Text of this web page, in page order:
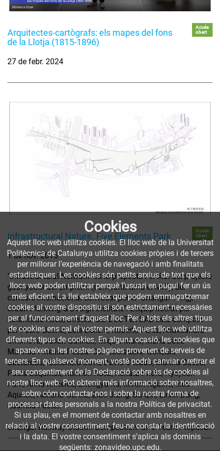
Arquitectes-cartògrafs: els mapes del fons
de la Llotja (1815-1896)
Accés
obert
27 de febr. 2024
Infrastructural Nature. Five Elements Park
Accés
obert
1 de nov. 2015
"Infrastructural Network" és la proposta i el títol del projecte
guanyador del 2n premi (compartit amb el MIT), del
concurs internacional convocat per el "Shangai Tongji
Urban Planning & Design Institute". L'equip liderat per
Estanislau Roca, Director del DUOT-ETSAB esta compost
per Pablo Baena, Luis Bellera, Roberto Pérez, Aliaksandra
Smirnova, Julián Galindo, Miquel Martí, María José
Masnou i Melisa Pesoa. Col·laboradors: Gonzalo
Bastardas, Alexandra Bové, David Casado, Marina Cussó,
Paula Esquinas, Raimón Roca, Renata Priore, Hyeyeon
Park, Anna Ximenis, Zhengyu Xu, Mirem Aguirre, Inés
Aquilué, Adriana García, Ziao Jiang, Su Qin, Linlin Dong,
Ludmila Fuster.
Shangai Railway Station Competition. UPC Team Proposal.
Cookies
Aquest lloc web utilitza cookies. El lloc web de la Universitat
Politècnica de Catalunya utilitza cookies pròpies i de tercers
per millorar l’experiència de navegació i amb finalitats
estadístiques. Les cookies són petits arxius de text que els
llocs web poden utilitzar perquè l’usuari en pugui fer un ús
més eficient. La llei estableix que podem emmagatzemar
cookies al vostre dispositiu si són estrictament necessàries
per al funcionament d'aquest lloc. Per a tots els altres tipus
de cookies ens cal el vostre permís. Aquest lloc web utilitza
diferents tipus de cookies. En alguna ocasió, les cookies que
apareixen a les nostres pàgines provenen de serveis de
tercers. En qualsevol moment, vostè podrà canviar o retirar el
seu consentiment de la Declaració sobre ús de cookies al
nostre lloc web. Pot obtenir més informació sobre nosaltres,
sobre cóm contactar-nos i sobre la nostra forma de
processar dates personals a la nostra Política de privacitat.
Si us plau, en el moment de contactar amb nosaltres en
relació al vostre consentiment, feu-ne constar la identificació
i la data. El vostre consentiment s'aplica als dominis
següents: zonavideo.upc.edu.